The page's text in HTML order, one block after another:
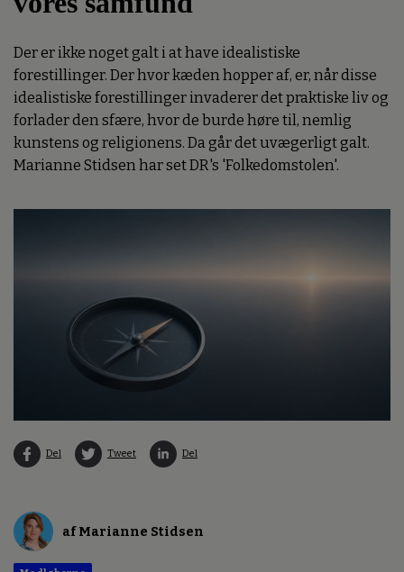
Der er ikke noget galt i at have idealistiske
forestillinger. Der hvor kæden hopper af, er, når disse
idealistiske forestillinger invaderer det praktiske liv og
forlader den sfære, hvor de burde høre til, nemlig
kunstens og religionens. Da går det uvægerligt galt.
Marianne Stidsen har set DR's 'Folkedomstolen'.
Del Tweet Del
af Marianne Stidsen